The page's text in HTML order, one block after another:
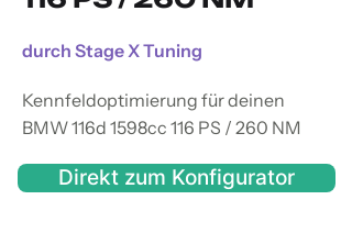
durch Stage X Tuning
Kennfeldoptimierung für deinen
BMW 116d 1598cc 116 PS / 260 NM
Direkt zum Konfigurator